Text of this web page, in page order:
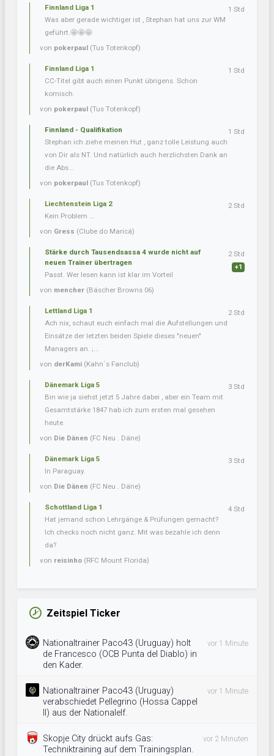
Finnland Liga 1
Was aber gerade wichtiger ist , Stephan hat uns zur WM
geführt.🤩🤩🤩
von pokerpaul (Tus Totenkopf)
1 Std
Finnland Liga 1
CC-Titel gibt auch einen Punkt übrigens. Schon
komisch.
von pokerpaul (Tus Totenkopf)
1 Std
Finnland - Qualifikation
Stephan ich ziehe meinen Hut , ganz tolle Leistung auch
von Dir als NT. Und natürlich auch herzlichsten Dank an
die Abs...
von pokerpaul (Tus Totenkopf)
1 Std
Liechtenstein Liga 2
Kein Problem …
von Gress (Clube do Maricá)
2 Std
Stärke durch Tausendsassa 4 wurde nicht auf
neuen Trainer übertragen
Passt. Wer lesen kann ist klar im Vorteil
von mencher (Bäscher Browns 06)
2 Std
+1
Lettland Liga 1
Ach nix, schaut euch einfach mal die Aufstellungen und
Einsätze der letzten beiden Spiele dieses "neuen"
Managers an. ;...
von derKami (Kahn´s Fanclub)
2 Std
Dänemark Liga 5
Bin wie ja siehst jetzt 5 Jahre dabei , aber ein Team mit
Gesamtstärke 1847 hab ich zum ersten mal gesehen
heute.
von Die Dänen (FC Neu . Däne)
3 Std
Dänemark Liga 5
In Paraguay.
von Die Dänen (FC Neu . Däne)
3 Std
Schottland Liga 1
Hat jemand schon Lehrgänge & Prüfungen gemacht?
Ich checks noch nicht ganz. Mit was bezahle ich denn
da?
von reisinho (RFC Mount Florida)
4 Std
Zeitspiel Ticker
Nationaltrainer Paco43 (Uruguay) holt
de Francesco (OCB Punta del Diablo) in
den Kader.
vor 1 Minute
Nationaltrainer Paco43 (Uruguay)
verabschiedet Pellegrino (Hossa Cappel
II) aus der Nationalelf.
vor 1 Minute
Skopje City drückt aufs Gas:
Techniktraining auf dem Trainingsplan.
vor 2 Minuten